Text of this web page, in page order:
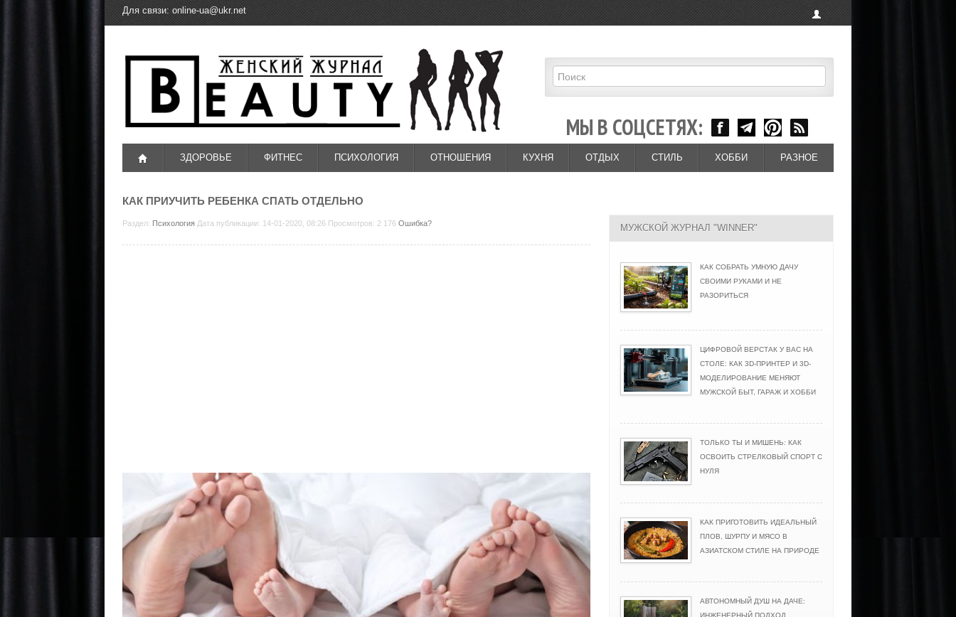
Для связи: online-ua@ukr.net
МЫ В СОЦСЕТЯХ:
ЗДОРОВЬЕ ФИТНЕС ПСИХОЛОГИЯ ОТНОШЕНИЯ КУХНЯ ОТДЫХ СТИЛЬ ХОББИ РАЗНОЕ
КАК ПРИУЧИТЬ РЕБЕНКА СПАТЬ ОТДЕЛЬНО
Раздел: Психология Дата публикации: 14-01-2020, 08:26 Просмотров: 2 176 Ошибка? МУЖСКОЙ ЖУРНАЛ "WINNER"
КАК СОБРАТЬ УМНУЮ ДАЧУ
СВОИМИ РУКАМИ И НЕ
РАЗОРИТЬСЯ
ЦИФРОВОЙ ВЕРСТАК У ВАС НА
СТОЛЕ: КАК 3D-ПРИНТЕР И 3D-
МОДЕЛИРОВАНИЕ МЕНЯЮТ
МУЖСКОЙ БЫТ, ГАРАЖ И ХОББИ
ТОЛЬКО ТЫ И МИШЕНЬ: КАК
ОСВОИТЬ СТРЕЛКОВЫЙ СПОРТ С
НУЛЯ
КАК ПРИГОТОВИТЬ ИДЕАЛЬНЫЙ
ПЛОВ, ШУРПУ И МЯСО В
АЗИАТСКОМ СТИЛЕ НА ПРИРОДЕ
АВТОНОМНЫЙ ДУШ НА ДАЧЕ:
ИНЖЕНЕРНЫЙ ПОДХОД